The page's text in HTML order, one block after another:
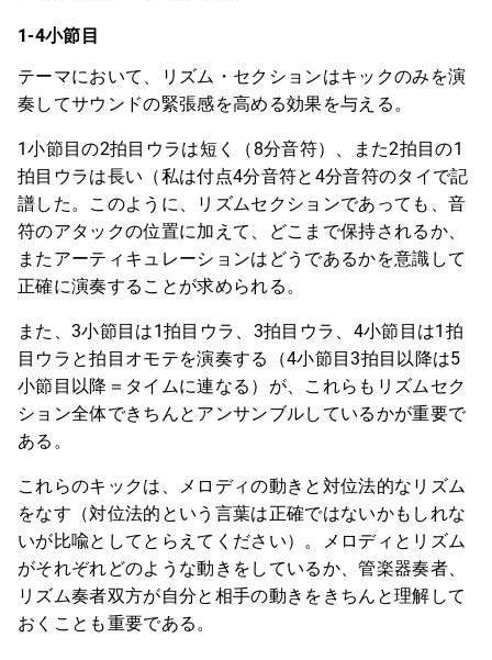
1-4小節目
テーマにおいて、リズム・セクションはキックのみを演
奏してサウンドの緊張感を高める効果を与える。
1小節目の2拍目ウラは短く（8分音符）、また2拍目の1
拍目ウラは長い（私は付点4分音符と4分音符のタイで記
譜した。このように、リズムセクションであっても、音
符のアタックの位置に加えて、どこまで保持されるか、
またアーティキュレーションはどうであるかを意識して
正確に演奏することが求められる。
また、3小節目は1拍目ウラ、3拍目ウラ、4小節目は1拍
目ウラと拍目オモテを演奏する（4小節目3拍目以降は5
小節目以降＝タイムに連なる）が、これらもリズムセク
ション全体できちんとアンサンブルしているかが重要で
ある。
これらのキックは、メロディの動きと対位法的なリズム
をなす（対位法的という言葉は正確ではないかもしれな
いが比喩としてとらえてください）。メロディとリズム
がそれぞれどのような動きをしているか、管楽器奏者、
リズム奏者双方が自分と相手の動きをきちんと理解して
おくことも重要である。